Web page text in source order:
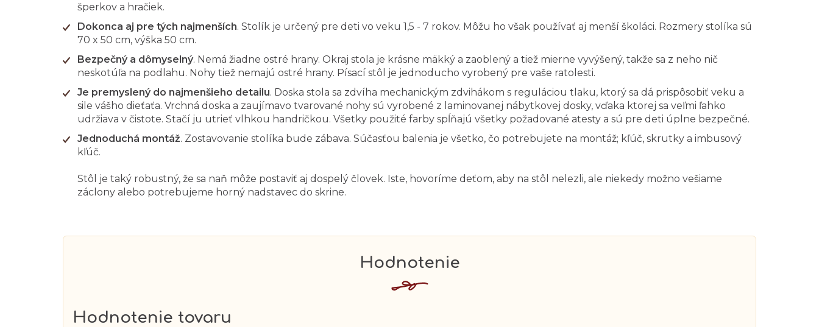
šperkov a hračiek.
Dokonca aj pre tých najmenších. Stolík je určený pre deti vo veku 1,5 - 7 rokov. Môžu ho však používať aj menší školáci. Rozmery stolíka sú
70 x 50 cm, výška 50 cm.
Bezpečný a dômyselný. Nemá žiadne ostré hrany. Okraj stola je krásne mäkký a zaoblený a tiež mierne vyvýšený, takže sa z neho nič
neskotúľa na podlahu. Nohy tiež nemajú ostré hrany. Písací stôl je jednoducho vyrobený pre vaše ratolesti.
Je premyslený do najmenšieho detailu. Doska stola sa zdvíha mechanickým zdvihákom s reguláciou tlaku, ktorý sa dá prispôsobiť veku a
sile vášho dieťaťa. Vrchná doska a zaujímavo tvarované nohy sú vyrobené z laminovanej nábytkovej dosky, vďaka ktorej sa veľmi ľahko
udržiava v čistote. Stačí ju utrieť vlhkou handričkou. Všetky použité farby spĺňajú všetky požadované atesty a sú pre deti úplne bezpečné.
Jednoduchá montáž. Zostavovanie stolíka bude zábava. Súčasťou balenia je všetko, čo potrebujete na montáž; kľúč, skrutky a imbusový
kľúč.
Stôl je taký robustný, že sa naň môže postaviť aj dospelý človek. Iste, hovoríme deťom, aby na stôl nelezli, ale niekedy možno vešiame
záclony alebo potrebujeme horný nadstavec do skrine.
Hodnotenie tovaru